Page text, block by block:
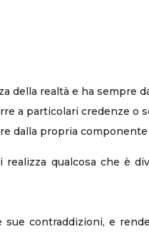
della realtà e ha sempre
a particolari credenze o
dalla propria
qualcosa che è
contraddizioni, e